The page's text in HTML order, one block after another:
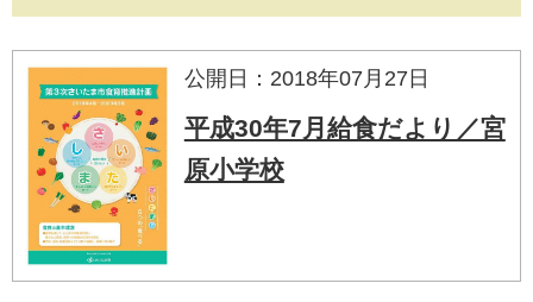
公開日：2018年07月27日
平成30年7月給食だより／宮
原小学校